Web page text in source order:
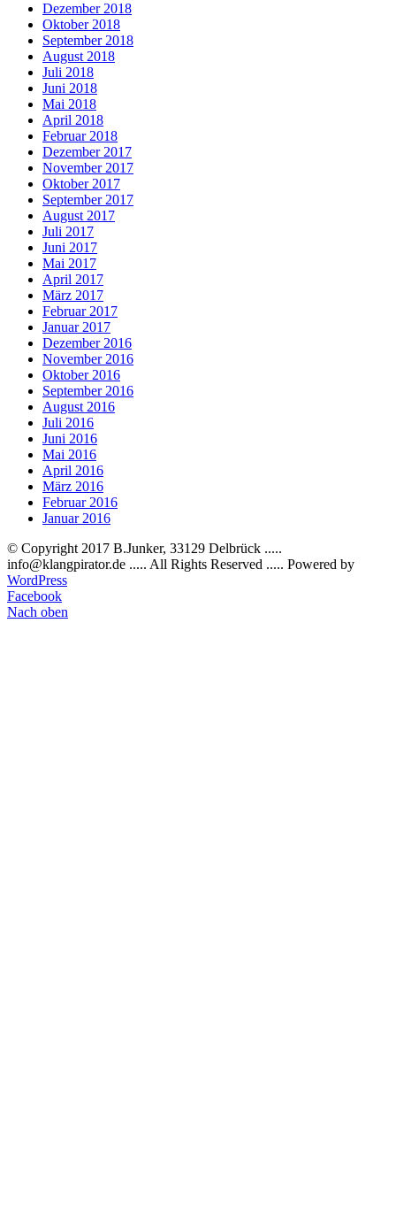
Dezember 2018
Oktober 2018
September 2018
August 2018
Juli 2018
Juni 2018
Mai 2018
April 2018
Februar 2018
Dezember 2017
November 2017
Oktober 2017
September 2017
August 2017
Juli 2017
Juni 2017
Mai 2017
April 2017
März 2017
Februar 2017
Januar 2017
Dezember 2016
November 2016
Oktober 2016
September 2016
August 2016
Juli 2016
Juni 2016
Mai 2016
April 2016
März 2016
Februar 2016
Januar 2016
© Copyright 2017 B.Junker, 33129 Delbrück .....
info@klangpirator.de ..... All Rights Reserved ..... Powered by
WordPress
Facebook
Nach oben